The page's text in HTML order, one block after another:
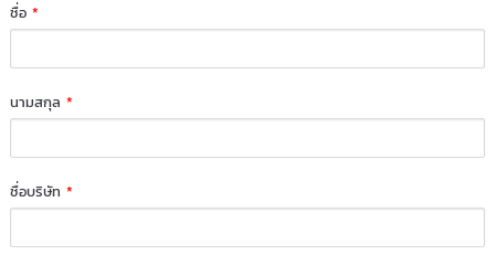
ชื่อ*
นามสกุล*
ชื่อบริษัท*